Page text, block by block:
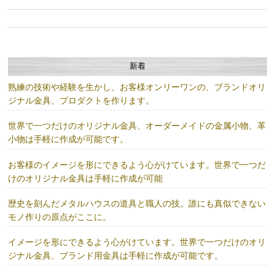
新着
熟練の技術や経験を生かし、お客様オンリーワンの、ブランドオリ
ジナル金具、プロダクトを作ります。
世界で一つだけのオリジナル金具、オーダーメイドの金属小物、革
小物は手軽に作成が可能です。
お客様のイメージを形にできるよう心がけています。世界で一つだ
けのオリジナル金具は手軽に作成が可能
歴史を刻んだメタルハウスの道具と職人の技。誰にも真似できない
モノ作りの原点がここに。
イメージを形にできるよう心がけています。世界で一つだけのオリ
ジナル金具、ブランド用金具は手軽に作成が可能です。